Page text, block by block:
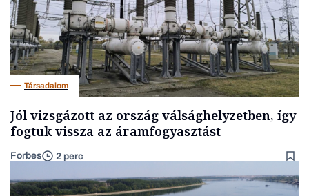
Társadalom
Jól vizsgázott az ország válsághelyzetben, így
fogtuk vissza az áramfogyasztást
Forbes 2 perc